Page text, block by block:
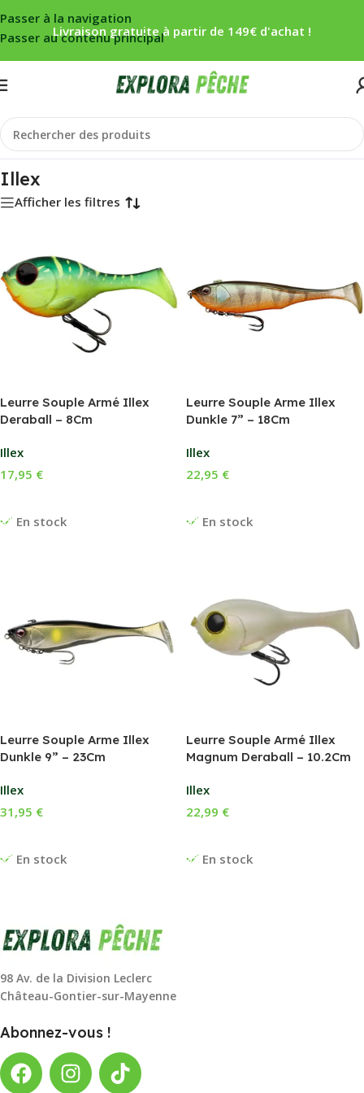
Passer à la navigation
Passer au contenu principal
Livraison gratuite à partir de 149€ d'achat !
Accueil/Illex
Illex
Afficher les filtres
Leurre Souple Armé Illex
Deraball – 8Cm
Illex
En stock
17,95 €
Leurre Souple Arme Illex
Dunkle 7” – 18Cm
Illex
En stock
22,95 €
Leurre Souple Arme Illex
Dunkle 9” – 23Cm
Illex
En stock
31,95 €
Leurre Souple Armé Illex
Magnum Deraball – 10.2Cm
Illex
En stock
22,99 €
98 Av. de la Division Leclerc
Château-Gontier-sur-Mayenne
Abonnez-vous !